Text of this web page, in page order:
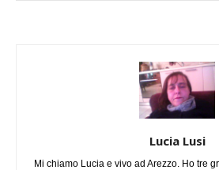
Lucia Lusi
Mi chiamo Lucia e vivo ad Arezzo. Ho tre